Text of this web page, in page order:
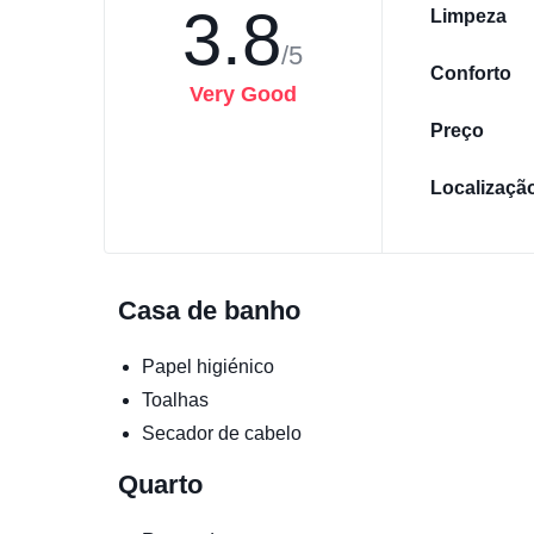
3.8/5
Very Good
Limpeza
Conforto
Preço
Casa de banho
Papel higiénico
Toalhas
Secador de cabelo
Quarto